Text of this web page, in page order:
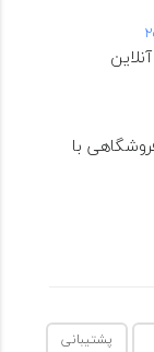
با
پشتیبانی